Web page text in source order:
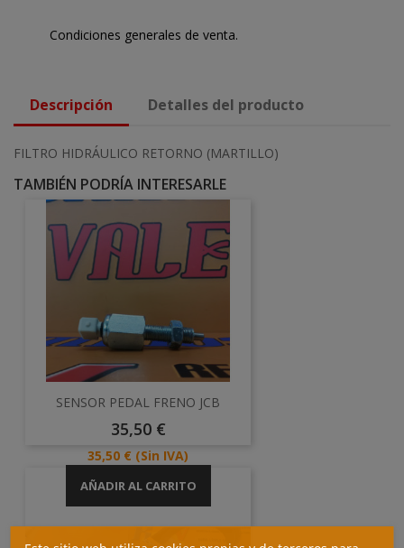
Condiciones generales de venta.
Descripción Detalles del producto
FILTRO HIDRÁULICO RETORNO (MARTILLO)
TAMBIÉN PODRÍA INTERESARLE
SENSOR PEDAL FRENO JCB
Precio
35,50 €
Precio
35,50 € (Sin IVA)
AÑADIR AL CARRITO